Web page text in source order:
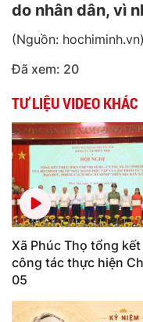
do nhân dân, vì
(Nguồn: hochiminh.vn)
Đã xem: 20
TƯ LIỆU VIDEO KHÁC
Xã Phúc Thọ tổng kết
công tác thực hiện
05